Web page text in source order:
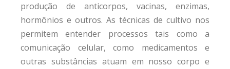
produção de anticorpos, vacinas, enzimas,
hormônios e outros. As técnicas de cultivo nos
permitem entender processos tais como a
comunicação celular, como medicamentos e
outras substâncias atuam em nosso corpo e